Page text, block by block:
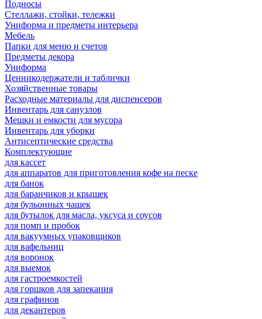
Подносы
Стеллажи, стойки, тележки
Униформа и предметы интерьера
Мебель
Папки для меню и счетов
Предметы декора
Униформа
Ценникодержатели и таблички
Хозяйственные товары
Расходные материалы для диспенсеров
Инвентарь для санузлов
Мешки и емкости для мусора
Инвентарь для уборки
Антисептические средства
Комплектующие
для кассет
для аппаратов для приготовления кофе на песке
для банок
для баранчиков и крышек
для бульонных чашек
для бутылок для масла, уксуса и соусов
для помп и пробок
для вакуумных упаковщиков
для вафельниц
для воронок
для выемок
для гастроемкостей
для горшков для запекания
для графинов
для декантеров